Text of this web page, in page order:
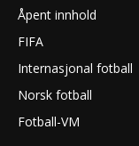
Åpent innhold
FIFA
Internasjonal fotball
Norsk fotball
Fotball-VM